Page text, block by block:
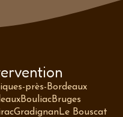
près-Bordeaux
BouliacBruges
GradignanLe Bouscat